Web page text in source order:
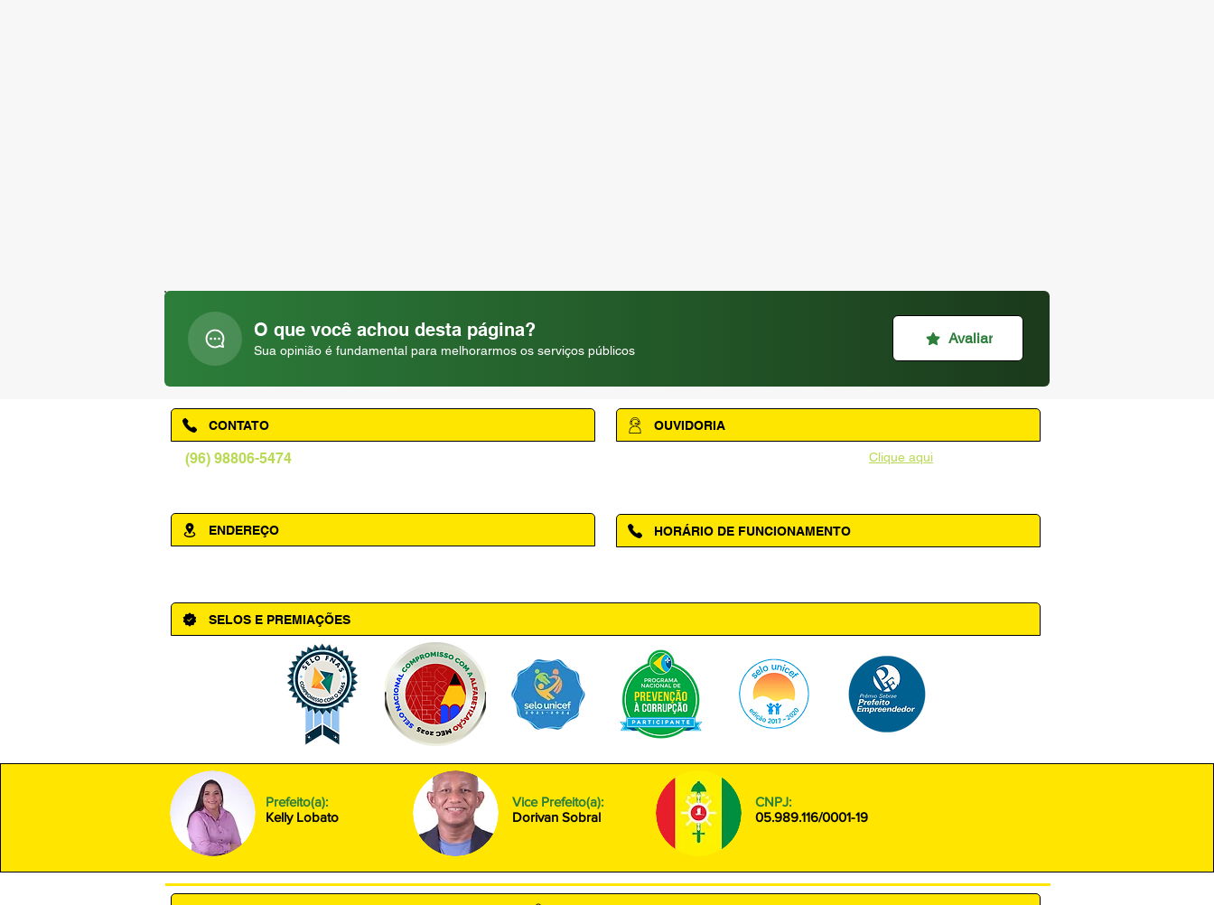
O que você achou desta página?
Sua opinião é fundamental para melhorarmos os serviços públicos
Avaliar
(96) 98806-5474
CONTATO
ENDEREÇO
Clique aqui
OUVIDORIA
HORÁRIO DE FUNCIONAMENTO
SELOS E PREMIAÇÕES
Prefeito(a):
Kelly Lobato
Vice Prefeito(a):
Dorivan Sobral
CNPJ:
05.989.116/0001-19